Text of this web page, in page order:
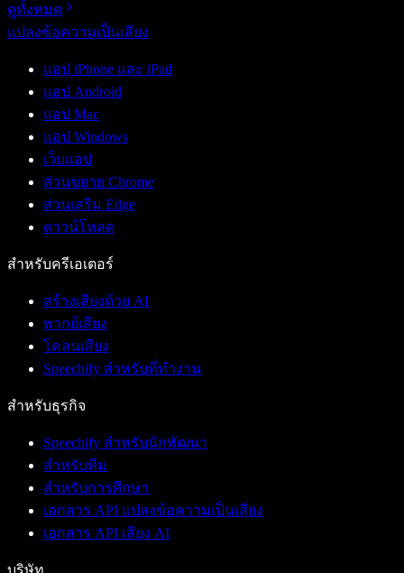
ดูทั้งหมด
แปลงข้อความเป็นเสียง
แอป iPhone และ iPad
แอป Android
แอป Mac
แอป Windows
เว็บแอป
ส่วนขยาย Chrome
ส่วนเสริม Edge
ดาวน์โหลด
สำหรับครีเอเตอร์
สร้างเสียงด้วย AI
พากย์เสียง
โคลนเสียง
Speechify สำหรับที่ทำงาน
สำหรับธุรกิจ
Speechify สำหรับนักพัฒนา
สำหรับทีม
สำหรับการศึกษา
เอกสาร API แปลงข้อความเป็นเสียง
เอกสาร API เสียง AI
บริษัท